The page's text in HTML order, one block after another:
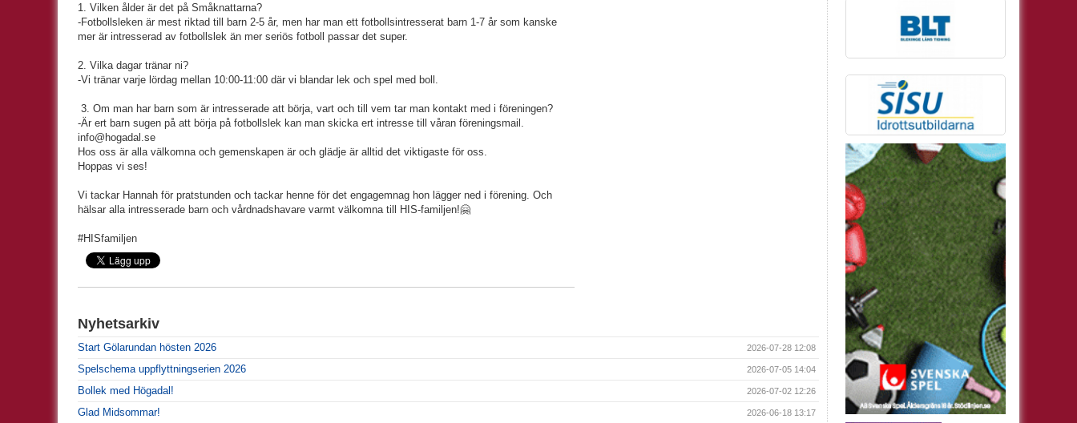
1. Vilken ålder är det på Småknattarna?
-Fotbollsleken är mest riktad till barn 2-5 år, men har man ett fotbollsintresserat barn 1-7 år som kanske
mer är intresserad av fotbollslek än mer seriös fotboll passar det super.
2. Vilka dagar tränar ni?
-Vi tränar varje lördag mellan 10:00-11:00 där vi blandar lek och spel med boll.
3. Om man har barn som är intresserade att börja, vart och till vem tar man kontakt med i föreningen?
-Är ert barn sugen på att börja på fotbollslek kan man skicka ert intresse till våran föreningsmail.
info@hogadal.se
Hos oss är alla välkomna och gemenskapen är och glädje är alltid det viktigaste för oss.
Hoppas vi ses!
Vi tackar Hannah för pratstunden och tackar henne för det engagemnag hon lägger ned i förening. Och
hälsar alla intresserade barn och vårdnadshavare varmt välkomna till HIS-familjen!🤗
#HISfamiljen
Nyhetsarkiv
Start Gölarundan hösten 2026 2026-07-28 12:08
Spelschema uppflyttningserien 2026 2026-07-05 14:04
Bollek med Högadal! 2026-07-02 12:26
Glad Midsommar! 2026-06-18 13:17